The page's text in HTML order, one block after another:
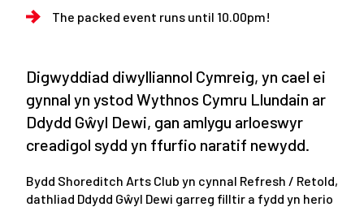
The packed event runs until 10.00pm!
Digwyddiad diwylliannol Cymreig, yn cael ei
gynnal yn ystod Wythnos Cymru Llundain ar
Ddydd Gŵyl Dewi, gan amlygu arloeswyr
creadigol sydd yn ffurfio naratif newydd.
Bydd Shoreditch Arts Club yn cynnal Refresh / Retold,
dathliad Ddydd Gŵyl Dewi garreg filltir a fydd yn herio